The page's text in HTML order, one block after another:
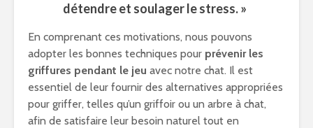
détendre et soulager le stress. »
En comprenant ces motivations, nous pouvons
adopter les bonnes techniques pour prévenir les
griffures pendant le jeu avec notre chat. Il est
essentiel de leur fournir des alternatives appropriées
pour griffer, telles qu’un griffoir ou un arbre à chat,
afin de satisfaire leur besoin naturel tout en